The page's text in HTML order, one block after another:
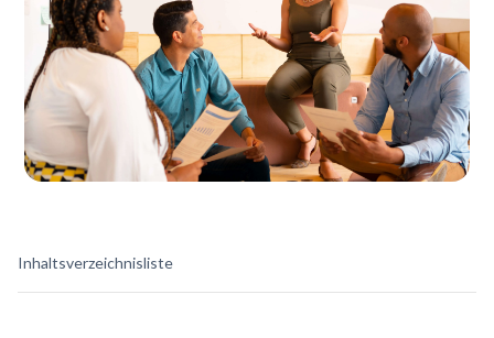
Inhaltsverzeichnisliste